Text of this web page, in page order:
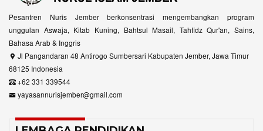
Pesantren Nuris Jember berkonsentrasi mengembangkan program
unggulan Aswaja, Kitab Kuning, Bahtsul Masail, Tahfidz Qur'an, Sains,
Bahasa Arab & Inggris
Jl Pangandaran 48 Antirogo Sumbersari Kabupaten Jember, Jawa Timur
68125 Indonesia
+62 331 339544
yayasannurisjember@gmail.com